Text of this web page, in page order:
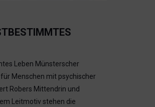
Leben Münsterscher
Menschen mit psychischer
Robers Mittendrin und
Leitmotiv stehen die